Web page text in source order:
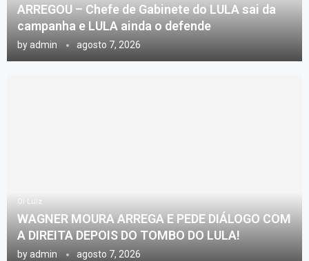
ARREGOU – Chefe de Gabinete do LULA sai da
campanha e LULA ainda o defende
by admin agosto 7, 2026
Oi Luiz
WAGNER MOURA ARREGA E PEDE DIÁLOGO COM
A DIREITA DEPOIS DO TOMBO DO LULA!
byadmin agosto 7, 2026